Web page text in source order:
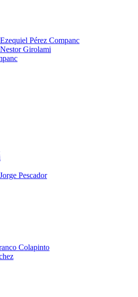
Pérez Companc
Girolami
Pescador
Colapinto